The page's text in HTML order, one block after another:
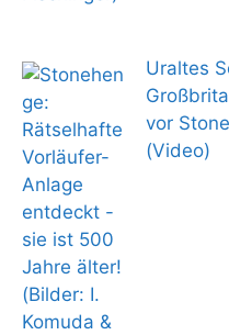
Uraltes
vor
(Video)